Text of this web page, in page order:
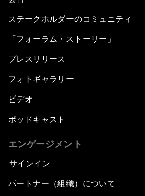
ステークホルダーのコミュニティ
「フォーラム・ストーリー」
プレスリリース
フォトギャラリー
ビデオ
ポッドキャスト
エンゲージメント
サインイン
パートナー（組織）について